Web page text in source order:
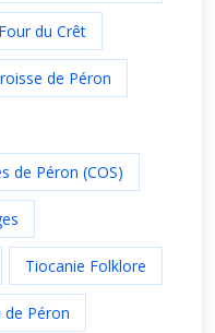
Four du Crêt
de Péron
de Péron (COS)
Tiocanie Folklore
de Péron